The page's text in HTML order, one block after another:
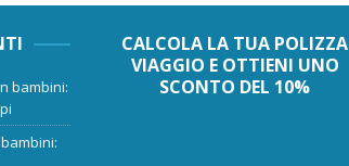
bambini:
CALCOLA LA TUA POLIZZA
VIAGGIO E OTTIENI UNO
SCONTO DEL 10%